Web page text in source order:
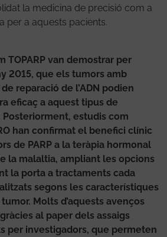
la medicina de precisió com a
per a aquests pacients.
TOPARP van demostrar per
2015, que els tumors amb
reparació de l’ADN podien
eficaç a aquest tipus de
estudis com
han confirmat el benefici clínic
de PARP a la teràpia hormonal
la malaltia, ampliant les opcions
la porta a tractaments cada
segons les característiques
Molts d’aquests avenços
al paper dels assaigs
per investigadors, que permeten